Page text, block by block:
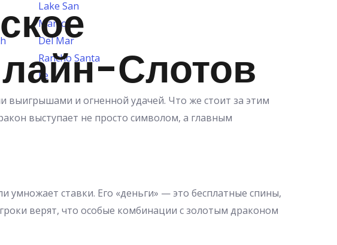
Lake San
Marcos
Del Mar
Rancho Santa
Fe
Слотов
выигрышами и огненной удачей. Что же стоит за этим
выступает не просто символом, а главным
умножает ставки. Его «деньги» — это бесплатные спины,
верят, что особые комбинации с золотым драконом